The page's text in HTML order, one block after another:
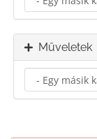
Műveletek